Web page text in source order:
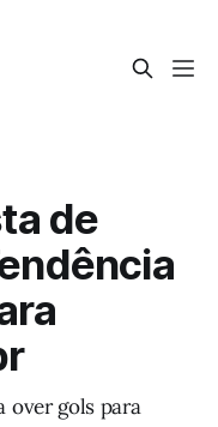
de
over gols para